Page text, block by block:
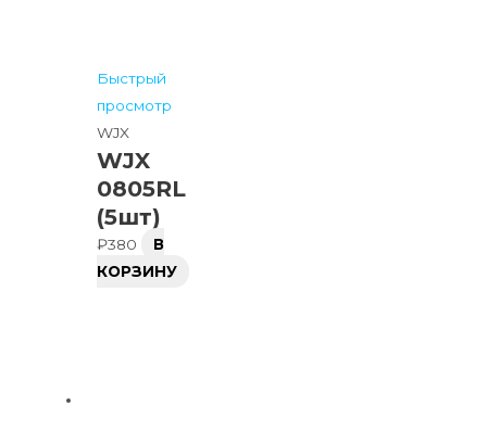
Быстрый
просмотр
WJX
WJX
0805RL
(5шт)
₽380
В
КОРЗИНУ